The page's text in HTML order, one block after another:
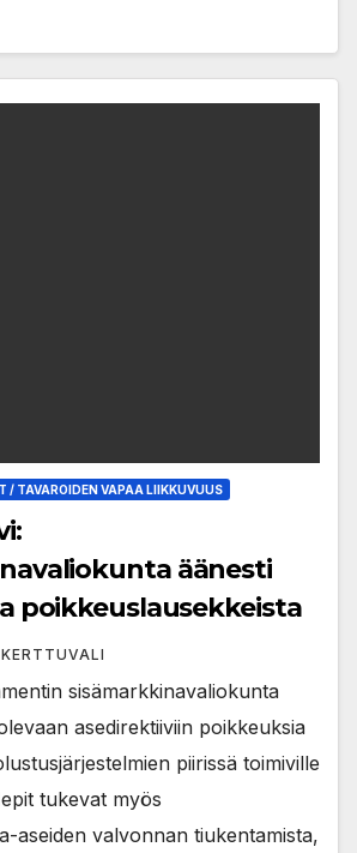
/ TAVAROIDEN VAPAA LIIKKUVUUS
äänesti
poikkeuslausekkeista
KERTTUVALI
sisämarkkinavaliokunta
asedirektiiviin poikkeuksia
piirissä toimiville
tukevat myös
aseiden valvonnan tiukentamista,